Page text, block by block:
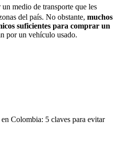
un medio de transporte que les
del país. No obstante, muchos
suficientes para comprar un
por un vehículo usado.
Colombia: 5 claves para evitar